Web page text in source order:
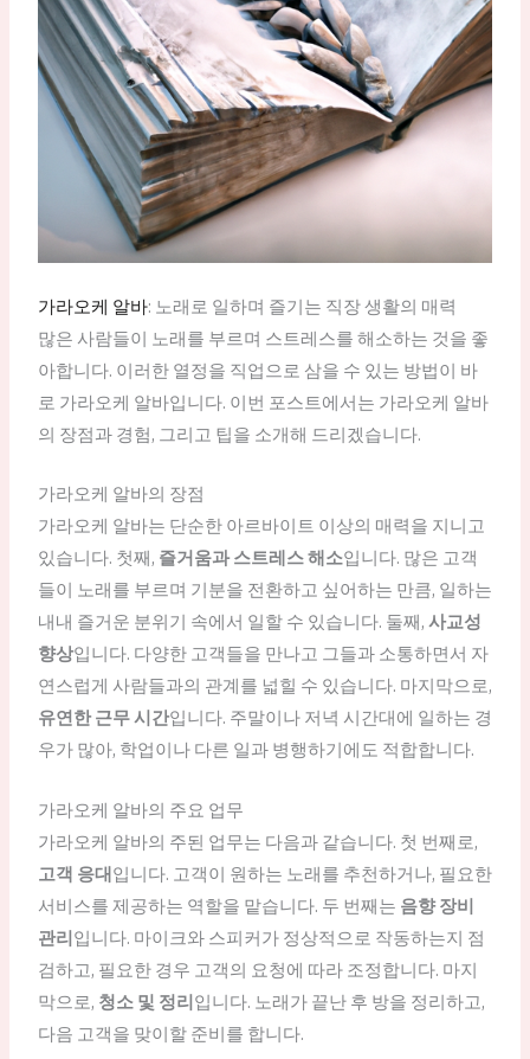
가라오케 알바: 노래로 일하며 즐기는 직장 생활의 매력
많은 사람들이 노래를 부르며 스트레스를 해소하는 것을 좋
아합니다. 이러한 열정을 직업으로 삼을 수 있는 방법이 바
로 가라오케 알바입니다. 이번 포스트에서는 가라오케 알바
의 장점과 경험, 그리고 팁을 소개해 드리겠습니다.
가라오케 알바의 장점
가라오케 알바는 단순한 아르바이트 이상의 매력을 지니고
있습니다. 첫째, 즐거움과 스트레스 해소입니다. 많은 고객
들이 노래를 부르며 기분을 전환하고 싶어하는 만큼, 일하는
내내 즐거운 분위기 속에서 일할 수 있습니다. 둘째, 사교성
향상입니다. 다양한 고객들을 만나고 그들과 소통하면서 자
연스럽게 사람들과의 관계를 넓힐 수 있습니다. 마지막으로,
유연한 근무 시간입니다. 주말이나 저녁 시간대에 일하는 경
우가 많아, 학업이나 다른 일과 병행하기에도 적합합니다.
가라오케 알바의 주요 업무
가라오케 알바의 주된 업무는 다음과 같습니다. 첫 번째로,
고객 응대입니다. 고객이 원하는 노래를 추천하거나, 필요한
서비스를 제공하는 역할을 맡습니다. 두 번째는 음향 장비
관리입니다. 마이크와 스피커가 정상적으로 작동하는지 점
검하고, 필요한 경우 고객의 요청에 따라 조정합니다. 마지
막으로, 청소 및 정리입니다. 노래가 끝난 후 방을 정리하고,
다음 고객을 맞이할 준비를 합니다.